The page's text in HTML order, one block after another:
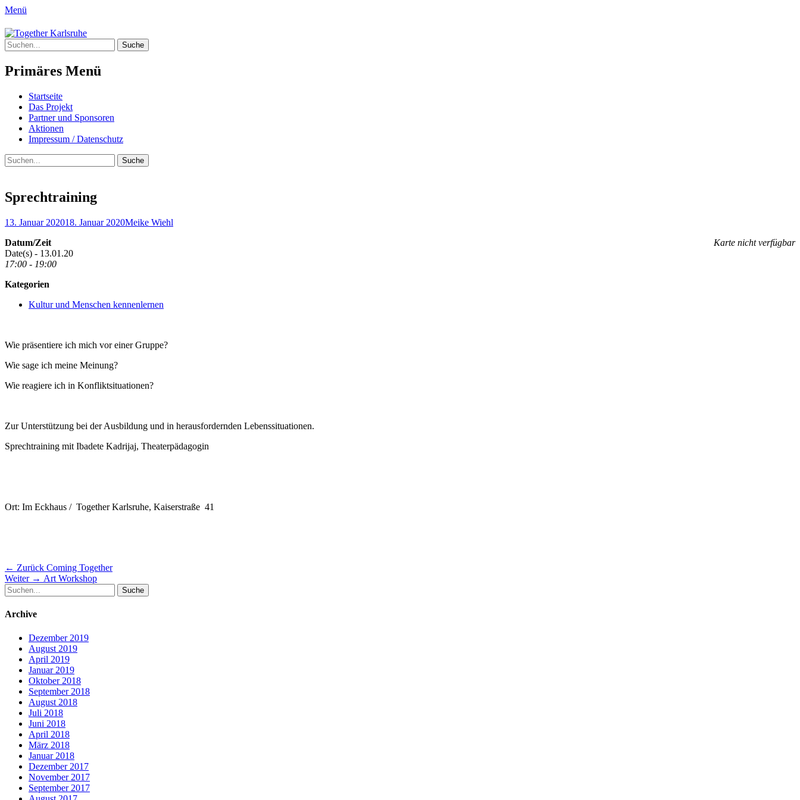
Menü
Together Karlsruhe
Integration von jungen Menschen mit Fluchterfahrung und Migrationshintergrund
Suche
nach:
Primäres Menü
Springe
zum
Inhalt
Startseite
Das Projekt
Partner und Sponsoren
Aktionen
Impressum / Datenschutz
Suchen
Suche
nach:
Sprechtraining
Posted
13. Januar 202018. Januar 2020Author
Meike Wiehl
Karte nicht verfügbar
Datum/Zeit
Date(s) - 13.01.20
17:00 - 19:00
Kategorien
Kultur und Menschen kennenlernen
Wie präsentiere ich mich vor einer Gruppe?
Wie sage ich meine Meinung?
Wie reagiere ich in Konfliktsituationen?
Zur Unterstützung bei der Ausbildung und in herausfordernden Lebenssituationen.
Sprechtraining mit Ibadete Kadrijaj, Theaterpädagogin
Ort: Im Eckhaus / Together Karlsruhe, Kaiserstraße 41
Beitragsnavigation
← Zurück Vorheriger
Beitrag:
Coming Together
Weiter → Nächster
Art Workshop
Suche
nach:
Archive
Dezember 2019
August 2019
April 2019
Januar 2019
Oktober 2018
September 2018
August 2018
Juli 2018
Juni 2018
April 2018
März 2018
Januar 2018
Dezember 2017
November 2017
September 2017